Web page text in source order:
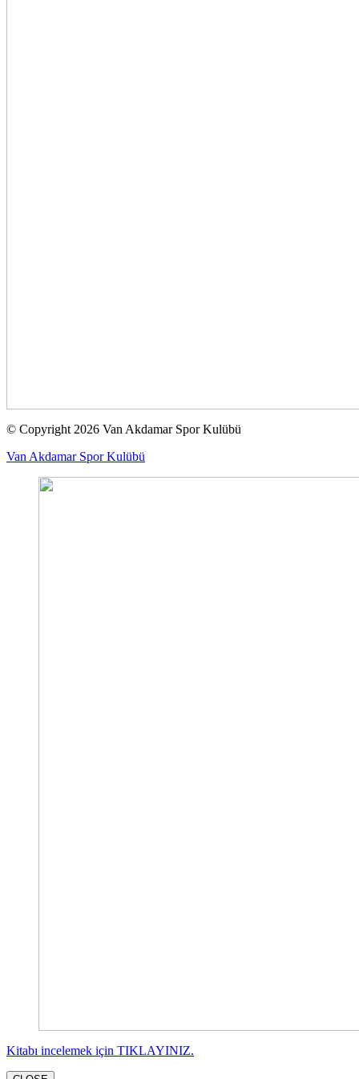
© Copyright 2026 Van Akdamar Spor Kulübü
Van Akdamar Spor Kulübü
Kitabı incelemek için TIKLAYINIZ.